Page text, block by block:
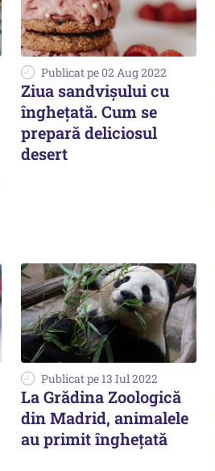
Publicat pe 02 Aug 2022
Ziua sandvişului cu
îngheţată. Cum se
prepară deliciosul
desert
Publicat pe 13 Iul 2022
La Grădina Zoologică
din Madrid, animalele
au primit îngheţată